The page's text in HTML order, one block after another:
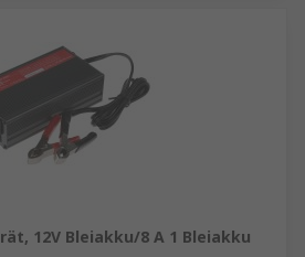
12V Bleiakku/8 A 1 Bleiakku